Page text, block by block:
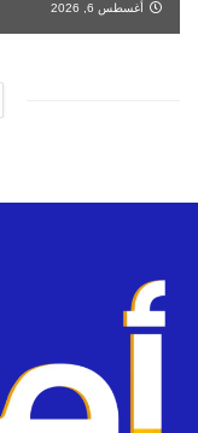
أغسطس 6, 2026